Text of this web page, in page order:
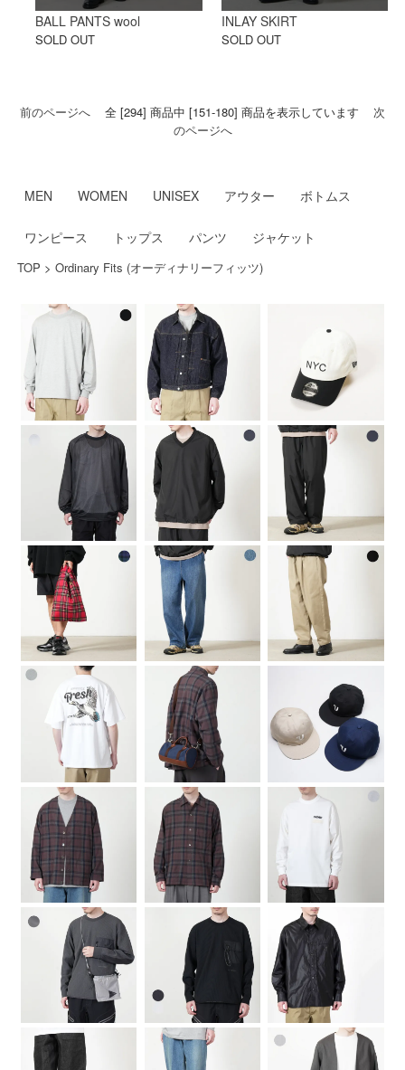
BALL PANTS wool
SOLD OUT
INLAY SKIRT
SOLD OUT
前のページへ 全 [294] 商品中 [151-180] 商品を表示しています 次
のページへ
MEN WOMEN UNISEX アウター ボトムス
ワンピース トップス パンツ ジャケット
TOP > Ordinary Fits (オーディナリーフィッツ)